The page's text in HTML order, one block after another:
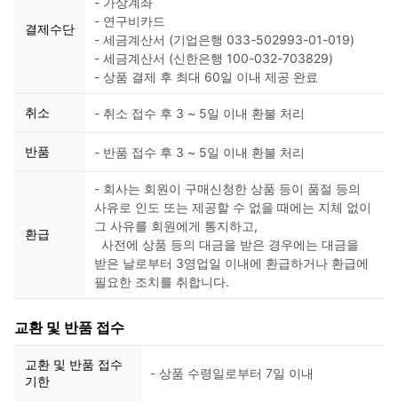
결제수단
- 연구비카드
- 세금계산서 (기업은행 033-502993-01-019)
- 세금계산서 (신한은행 100-032-703829)
- 상품 결제 후 최대 60일 이내 제공 완료
취소 - 취소 접수 후 3 ~ 5일 이내 환불 처리
반품 - 반품 접수 후 3 ~ 5일 이내 환불 처리
환급
- 회사는 회원이 구매신청한 상품 등이 품절 등의
사유로 인도 또는 제공할 수 없을 때에는 지체 없이
그 사유를 회원에게 통지하고,
사전에 상품 등의 대금을 받은 경우에는 대금을
받은 날로부터 3영업일 이내에 환급하거나 환급에
필요한 조치를 취합니다.
교환 및 반품 접수
교환 및 반품 접수
기한
- 상품 수령일로부터 7일 이내